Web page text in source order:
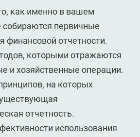
как именно в вашем
собираются первичные
финансовой отчетности.
которыми отражаются
и хозяйственные операции.
на которых
отчетность.
использования